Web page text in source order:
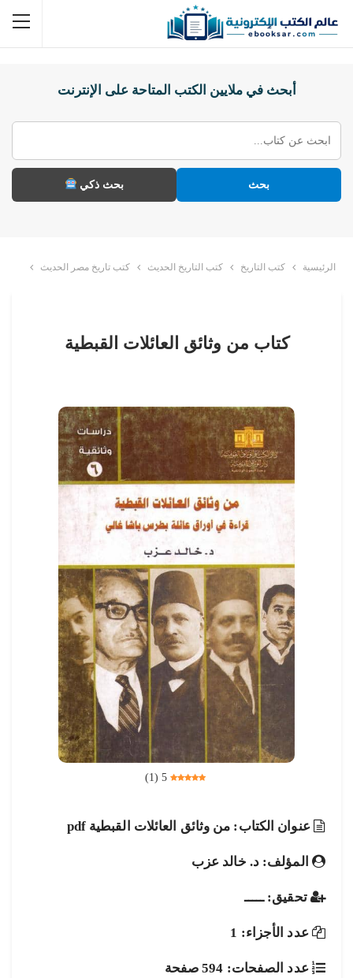
أبحث في ملايين الكتب المتاحة على الإنترنت
بحث بحث ذكي
الرئيسية كتب التاريخ كتب التاريخ الحديث كتب تاريخ مصر الحديث
كتاب من وثائق العائلات القبطية
5
(
1
)
عنوان الكتاب: من وثائق العائلات القبطية pdf
المؤلف: د. خالد عزب
تحقيق: ـــــ
عدد الأجزاء: 1
عدد الصفحات: 594 صفحة